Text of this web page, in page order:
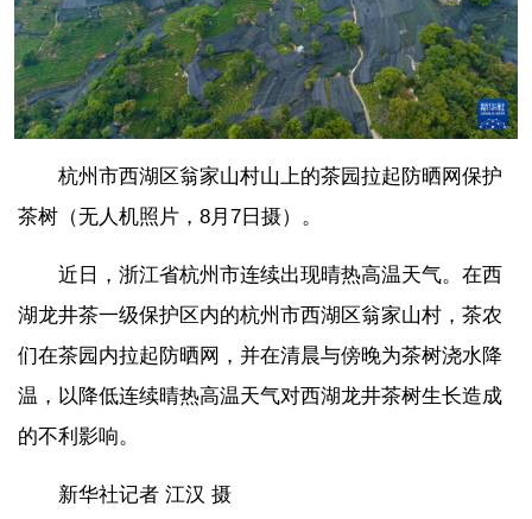
杭州市西湖区翁家山村山上的茶园拉起防晒网保护
茶树（无人机照片，8月7日摄）。
近日，浙江省杭州市连续出现晴热高温天气。在西
湖龙井茶一级保护区内的杭州市西湖区翁家山村，茶农
们在茶园内拉起防晒网，并在清晨与傍晚为茶树浇水降
温，以降低连续晴热高温天气对西湖龙井茶树生长造成
的不利影响。
新华社记者 江汉 摄